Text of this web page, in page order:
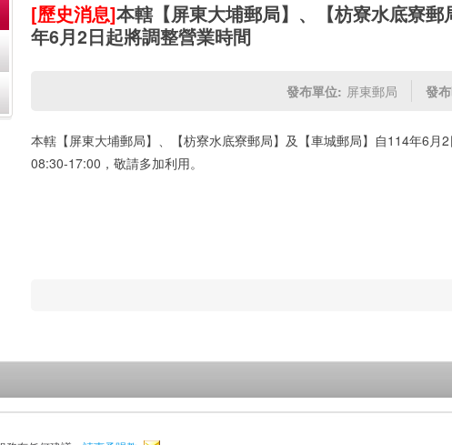
[歷史消息]本轄【屏東大埔郵局】、【枋寮水底寮
年6月2日起將調整營業時間
發布單位: 屏東郵局 發
本轄【屏東大埔郵局】、【枋寮水底寮郵局】及【車城郵局】自114年6月
08:30-17:00，敬請多加利用。